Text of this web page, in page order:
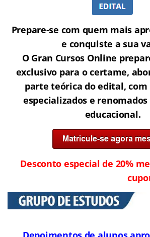
Prepare-se com quem mais
e conquiste a sua
O Gran Cursos Online
exclusivo para o certame,
parte teórica do edital, com
especializados e
educacional.
Desconto especial de 20%